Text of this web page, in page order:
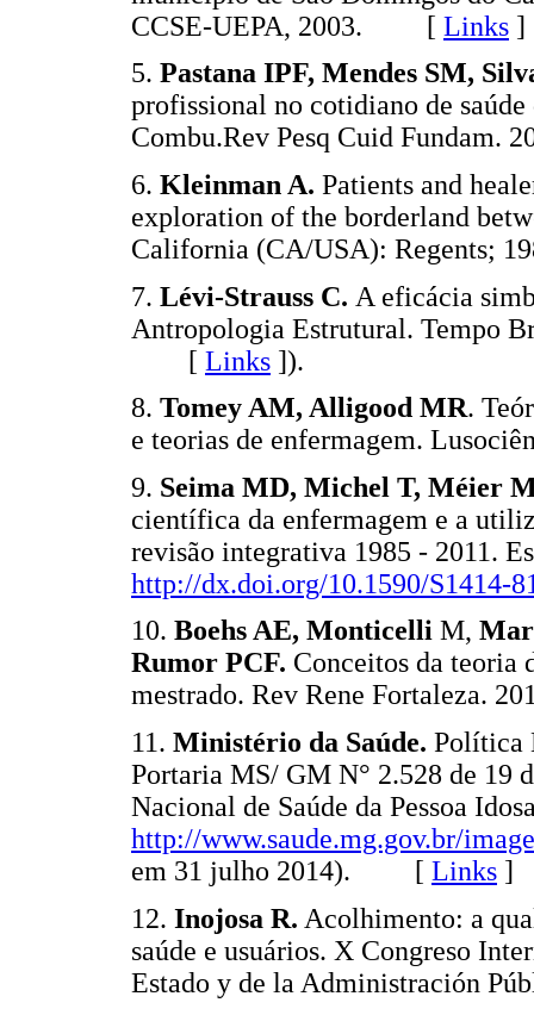
CCSE-UEPA, 2003. [ Links ]
5. Pastana IPF, Mendes SM,
profissional no cotidiano de
Combu.Rev Pesq Cuid
6. Kleinman A. Patients and
exploration of the borderland
California (CA/USA):
7. Lévi-Strauss C. A eficácia
Antropologia Estrutural. Tempo
[ Links ]).
8. Tomey AM, Alligood MR.
e teorias de enfermagem.
9. Seima MD, Michel T, Méier
científica da enfermagem e a
revisão integrativa 1985 - 2011.
http://dx.doi.org/10.1590/S1414-
10. Boehs AE, Monticelli M,
Rumor PCF. Conceitos da teoria
mestrado. Rev Rene
11. Ministério da Saúde. Política
Portaria MS/ GM N° 2.528 de 19
Nacional de Saúde da Pessoa
http://www.saude.mg.gov.br/
em 31 julho 2014). [ Links ]
12. Inojosa R. Acolhimento: a
saúde e usuários. X Congreso
Estado y de la Administración